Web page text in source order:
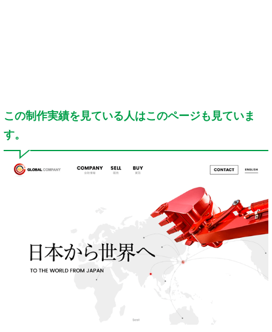
この制作実績を見ている人はこのページも見ていま
す。